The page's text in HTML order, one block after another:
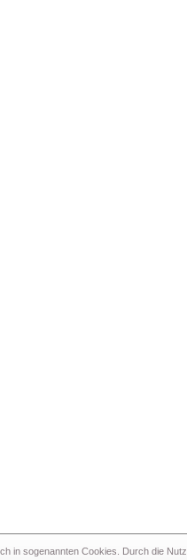
in sogenann­ten Cookies. Durch die